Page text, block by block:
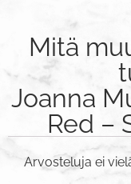
Mitä
Joanna
Red –
Arvosteluja ei